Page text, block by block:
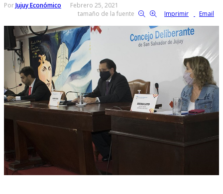
PorJujuy Económico
Febrero 25, 2021
tamaño de la fuente
Imprimir Email